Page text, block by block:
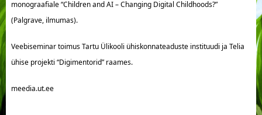
monograafiale “Children and AI – Changing Digital Childhoods?”
(Palgrave, ilmumas).
Veebiseminar toimus Tartu Ülikooli ühiskonnateaduste instituudi ja Telia
ühise projekti “Digimentorid” raames.
meedia.ut.ee